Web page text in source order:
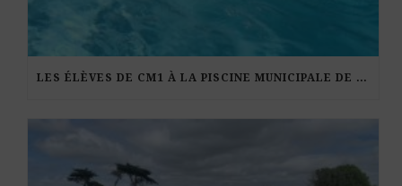
LES ÉLÈVES DE CM1 À LA PISCINE MUNICIPALE DE KERDURAND